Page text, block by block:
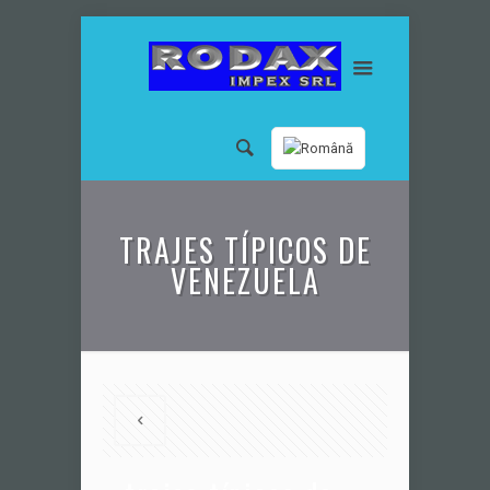
TRAJES TÍPICOS DE
VENEZUELA